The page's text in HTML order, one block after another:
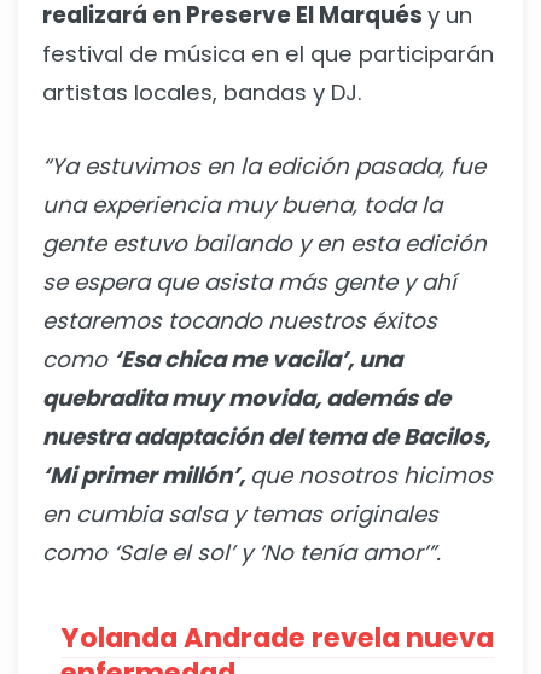
realizará en Preserve El Marqués y un
festival de música en el que participarán
artistas locales, bandas y DJ.
“Ya estuvimos en la edición pasada, fue
una experiencia muy buena, toda la
gente estuvo bailando y en esta edición
se espera que asista más gente y ahí
estaremos tocando nuestros éxitos
como ‘Esa chica me vacila’, una
quebradita muy movida, además de
nuestra adaptación del tema de Bacilos,
‘Mi primer millón’, que nosotros hicimos
en cumbia salsa y temas originales
como ‘Sale el sol’ y ‘No tenía amor’”.
Yolanda Andrade revela nueva